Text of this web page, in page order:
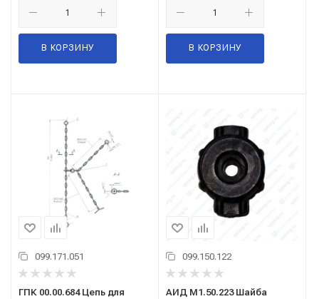
В КОРЗИНУ В КОРЗИНУ
099.171.051
ГПК 00.00.684 Цепь для
099.150.122
АИД М1.50.223 Шайба